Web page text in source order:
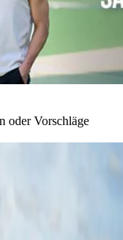
oder Vorschläge